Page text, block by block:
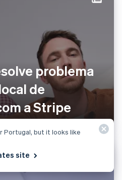
problema
de
a Stripe
Portugal, but it looks like
site